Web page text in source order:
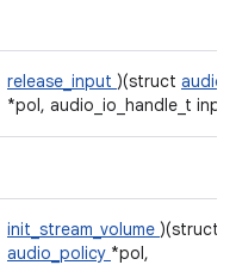
release_input )(struct
*pol, audio_io_handle_t
init_stream_volume )(struct
audio_policy *pol,